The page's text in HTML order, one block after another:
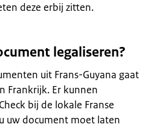
deze erbij zitten.
legaliseren?
uit Frans-Guyana gaat
Frankrijk. Er kunnen
bij de lokale Franse
uw document moet laten